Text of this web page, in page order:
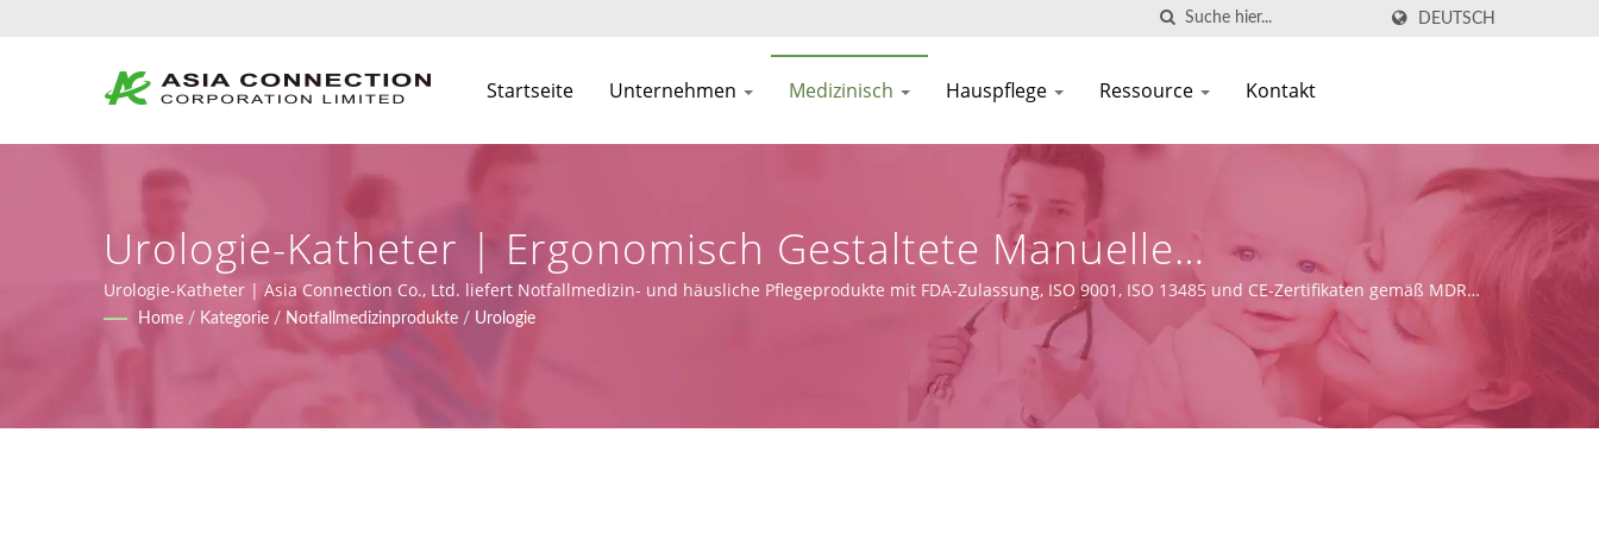
DEUTSCH
Startseite Unternehmen Medizinisch Hauspflege Ressource Kontakt
Urologie-Katheter | Ergonomisch Gestaltete Manuelle
Beatmungsgeräte BVMs | Asia Connection
Urologie-Katheter | Asia Connection Co., Ltd. liefert Notfallmedizin- und häusliche Pflegeprodukte mit FDA-Zulassung, ISO 9001, ISO 13485 und CE-Zertifikaten gemäß MDR
(Verordnung (EU) 2017/745), sowie Design-, OEM- und Fertigungsmöglichkeiten.
Home / Kategorie / Notfallmedizinprodukte / Urologie